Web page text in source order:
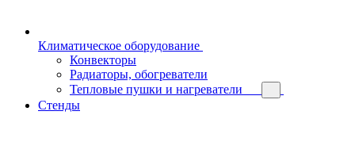
Климатическое оборудование
Конвекторы
Радиаторы, обогреватели
Тепловые пушки и нагреватели
Стенды